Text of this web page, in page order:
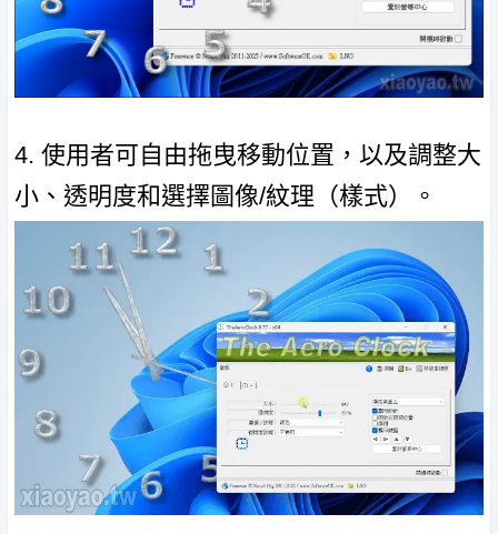
4. 使用者可自由拖曳移動位置，以及調整大
小、透明度和選擇圖像/紋理（樣式）。